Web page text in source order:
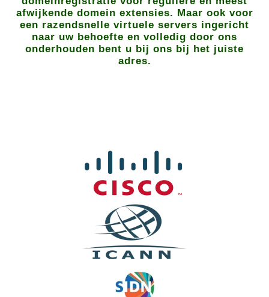
afwijkende domein extensies. Maar ook voor
een razendsnelle virtuele servers ingericht
naar uw behoefte en volledig door ons
onderhouden bent u bij ons bij het juiste
adres.